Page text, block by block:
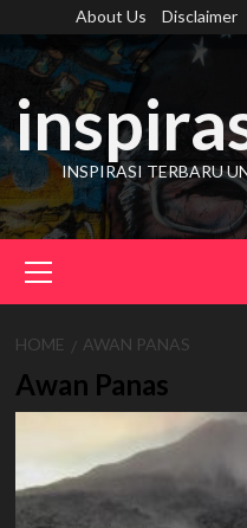
content
About Us Disclaimer
INSPIRASI TERBARU
Menu
HOME AWAN PANAS
Awan Panas